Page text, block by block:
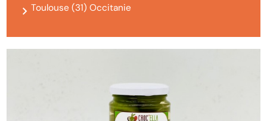
Toulouse (31) Occitanie